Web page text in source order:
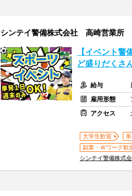
シンテイ警備株式会社 高崎営業所
【イベント
ど盛りだくさ
給与
雇用形態
アクセス
大学生歓迎
副業・Ｗワーク歓
シンテイ警備株式